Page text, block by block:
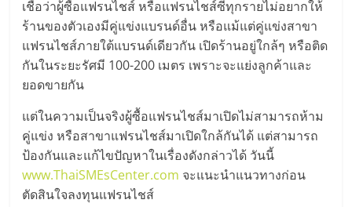
ไทย,
SMEs,
แฟ
รน
เชื่อว่าผู้ซื้อแฟรนไชส์ หรือแฟรนไชส์ซีทุกรายไม่อยากให้
ร้านของตัวเองมีคู่แข่งแบรนด์อื่น หรือแม้แต่คู่แข่งสาขา
แฟรนไชส์ภายใต้แบรนด์เดียวกัน เปิดร้านอยู่ใกล้ๆ หรือติด
กันในระยะรัศมี 100-200 เมตร เพราะจะแย่งลูกค้าและ
ยอดขายกัน
แต่ในความเป็นจริงผู้ซื้อแฟรนไชส์มาเปิดไม่สามารถห้าม
คู่แข่ง หรือสาขาแฟรนไชส์มาเปิดใกล้กันได้ แต่สามารถ
ป้องกันและแก้ไขปัญหาในเรื่องดังกล่าวได้ วันนี้
www.ThaiSMEsCenter.com จะแนะนำแนวทางก่อน
ตัดสินใจลงทุนแฟรนไชส์